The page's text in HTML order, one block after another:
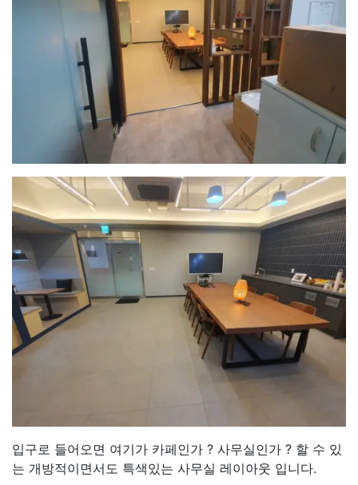
입구로 들어오면 여기가 카페인가 ? 사무실인가 ? 할 수 있
는 개방적이면서도 특색있는 사무실 레이아웃 입니다.